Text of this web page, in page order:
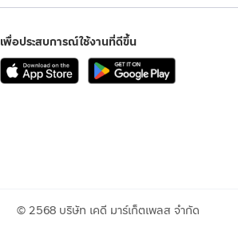
เพื่อประสบการณ์ใช้งานที่ดีขึ้น
© 2568 บริษัท เคดี มาร์เก็ตเพลส จำกัด